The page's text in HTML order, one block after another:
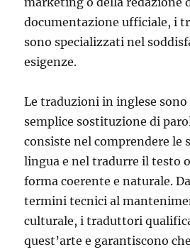
documentazione ufficiale, i
sono specializzati nel
esigenze.
Le traduzioni in inglese
semplice sostituzione di
consiste nel comprendere le
lingua e nel tradurre il testo
forma coerente e naturale.
termini tecnici al
culturale, i traduttori
quest’arte e garantiscono